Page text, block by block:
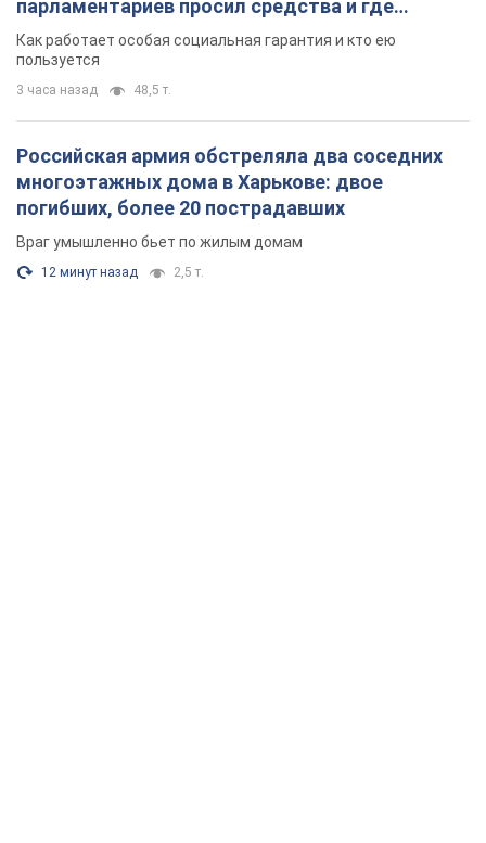
парламентариев просил средства и где
поселился
Как работает особая социальная гарантия и кто ею
пользуется
3 часа назад 48,5 т.
Российская армия обстреляла два соседних
многоэтажных дома в Харькове: двое
погибших, более 20 пострадавших
Враг умышленно бьет по жилым домам
12 минут назад 2,5 т.